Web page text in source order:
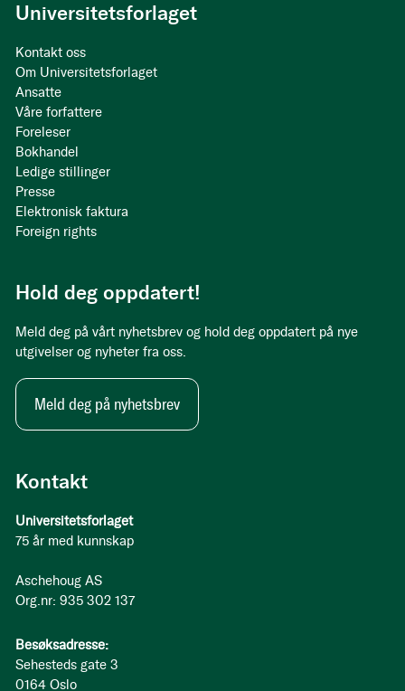
Kontakt
Universitetsforlaget
75 år med kunnskap
Aschehoug AS
Org.nr: 935 302 137
Besøksadresse:
Sehesteds gate 3
0164 Oslo
Universitetsforlaget
Kontakt oss
Om Universitetsforlaget
Ansatte
Våre forfattere
Foreleser
Bokhandel
Ledige stillinger
Presse
Elektronisk faktura
Foreign rights
Hold deg oppdatert!
Meld deg på vårt nyhetsbrev og hold deg oppdatert på nye
utgivelser og nyheter fra oss.
Meld deg på nyhetsbrev